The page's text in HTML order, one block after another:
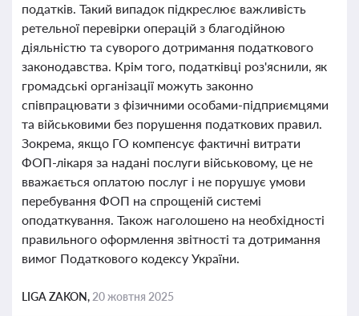
податків. Такий випадок підкреслює важливість
ретельної перевірки операцій з благодійною
діяльністю та суворого дотримання податкового
законодавства. Крім того, податківці роз'яснили, як
громадські організації можуть законно
співпрацювати з фізичними особами-підприємцями
та військовими без порушення податкових правил.
Зокрема, якщо ГО компенсує фактичні витрати
ФОП-лікаря за надані послуги військовому, це не
вважається оплатою послуг і не порушує умови
перебування ФОП на спрощеній системі
оподаткування. Також наголошено на необхідності
правильного оформлення звітності та дотримання
вимог Податкового кодексу України.
LIGA ZAKON, 20 жовтня 2025